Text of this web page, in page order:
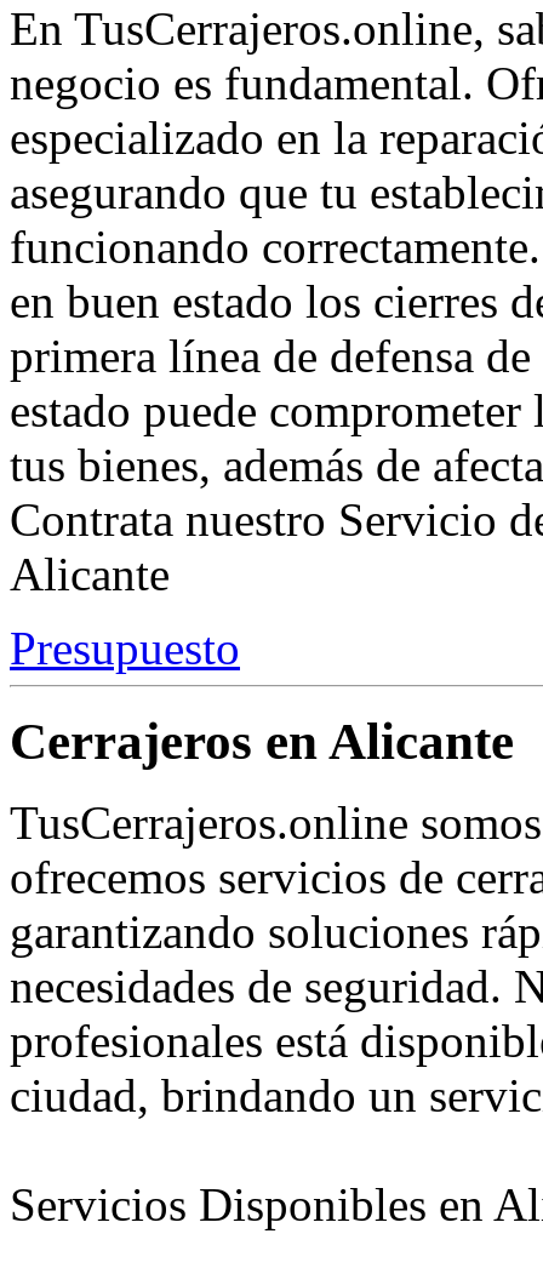
En TusCerrajeros.online,
negocio es fundamental.
especializado en la
asegurando que tu
funcionando
en buen estado los cierres
primera línea de defensa
estado puede
tus bienes, además de
Contrata nuestro Servicio
Alicante
Presupuesto
Cerrajeros en Alicante
TusCerrajeros.online
ofrecemos servicios de
garantizando soluciones
necesidades de seguridad.
profesionales está
ciudad, brindando un
Servicios Disponibles en